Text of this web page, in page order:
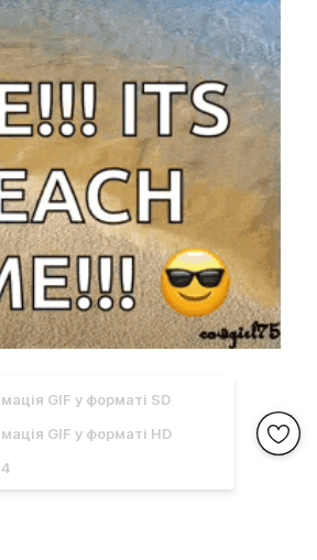
GIF у форматі SD
GIF у форматі HD